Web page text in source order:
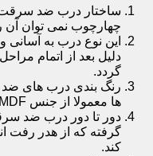
ساختار درب ضد سرقت
چهارچوب نمی توان آن
این نوع درب به
دلیل بعد از اتمام
گردد.
رنگ بندی درب های
ها معمولا از جنس MDF با روکش رنگ یا PVC می باشد.
دور تا دور درب ضد
گرفته که از هدر رفت
کند.